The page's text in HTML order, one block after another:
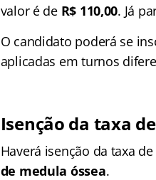
valor é de R$ 110,00. Já
O candidato poderá se
aplicadas em turnos
Isenção da taxa
Haverá isenção da taxa
de medula óssea.